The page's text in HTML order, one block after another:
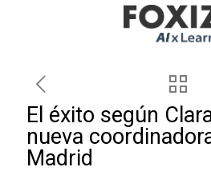
El éxito según
nueva
Madrid